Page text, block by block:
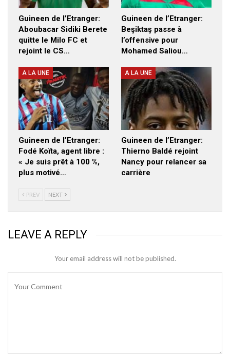
Guineen de l’Etranger:
Aboubacar Sidiki Berete
quitte le Milo FC et
rejoint le CS…
Guineen de l’Etranger:
Beşiktaş passe à
l’offensive pour
Mohamed Saliou…
A LA UNE
Guineen de l’Etranger:
Fodé Koïta, agent libre :
« Je suis prêt à 100 %,
plus motivé…
A LA UNE
Guineen de l’Etranger:
Thierno Baldé rejoint
Nancy pour relancer sa
carrière
PREV NEXT
LEAVE A REPLY
Your email address will not be published.